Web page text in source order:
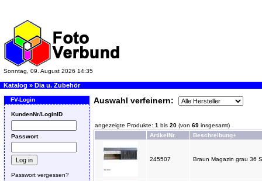
Sonntag, 09. August 2026 14:35
Katalog » Dia u. Zubehör
FV-Login
KundenNr/LoginID
Passwort
Passwort vergessen?
Auswahl verfeinern:
angezeigte Produkte: 1 bis 20 (von 69 insgesamt)
ArtikelNr.
Beschreibung+
245507 Braun Magazin grau 36 S